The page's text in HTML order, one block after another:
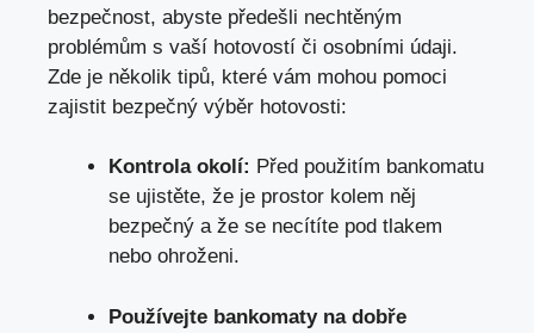
bezpečnost, abyste předešli nechtěným
problémům s vaší hotovostí či osobními údaji.
Zde je několik tipů, které vám mohou pomoci
zajistit bezpečný výběr hotovosti:
Kontrola okolí: Před použitím bankomatu
se ujistěte, že je prostor kolem něj
bezpečný a že se necítíte pod tlakem
nebo ohroženi.
Používejte bankomaty na dobře